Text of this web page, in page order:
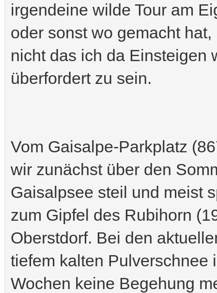
irgendeine wilde Tour am
oder sonst wo gemacht
nicht das ich da Einsteigen
überfordert zu sein.
Vom Gaisalpe-Parkplatz
wir zunächst über den
Gaisalpsee steil und meist
zum Gipfel des Rubihorn
Oberstdorf. Bei den
tiefem kalten Pulverschnee
Wochen keine Begehung